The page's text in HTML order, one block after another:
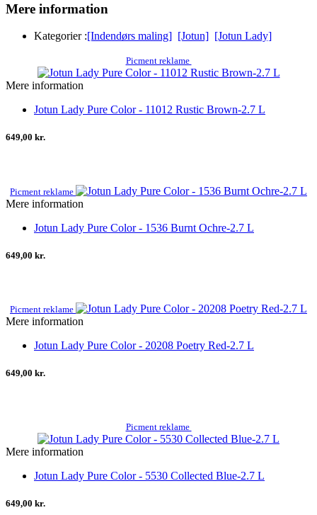
Mere information
Kategorier :[Indendørs maling] [Jotun] [Jotun Lady]
Picment reklame
Mere information
Jotun Lady Pure Color - 11012 Rustic Brown-2.7 L
649,00 kr.
Picment reklame
Mere information
Jotun Lady Pure Color - 1536 Burnt Ochre-2.7 L
649,00 kr.
Picment reklame
Mere information
Jotun Lady Pure Color - 20208 Poetry Red-2.7 L
649,00 kr.
Picment reklame
Mere information
Jotun Lady Pure Color - 5530 Collected Blue-2.7 L
649,00 kr.